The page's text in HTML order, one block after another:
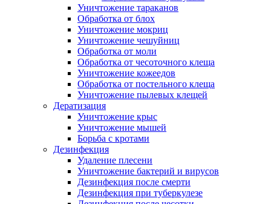
Уничтожение тараканов
Обработка от блох
Уничтожение мокриц
Уничтожение чешуйниц
Обработка от моли
Обработка от чесоточного клеща
Уничтожение кожеедов
Обработка от постельного клеща
Уничтожение пылевых клещей
Дератизация
Уничтожение крыс
Уничтожение мышей
Борьба с кротами
Дезинфекция
Удаление плесени
Уничтожение бактерий и вирусов
Дезинфекция после смерти
Дезинфекция при туберкулезе